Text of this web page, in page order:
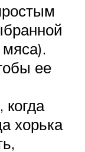
мяса).
ее
хорька